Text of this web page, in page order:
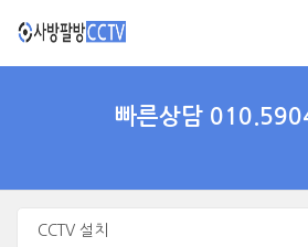
빠른상담
CCTV 설치